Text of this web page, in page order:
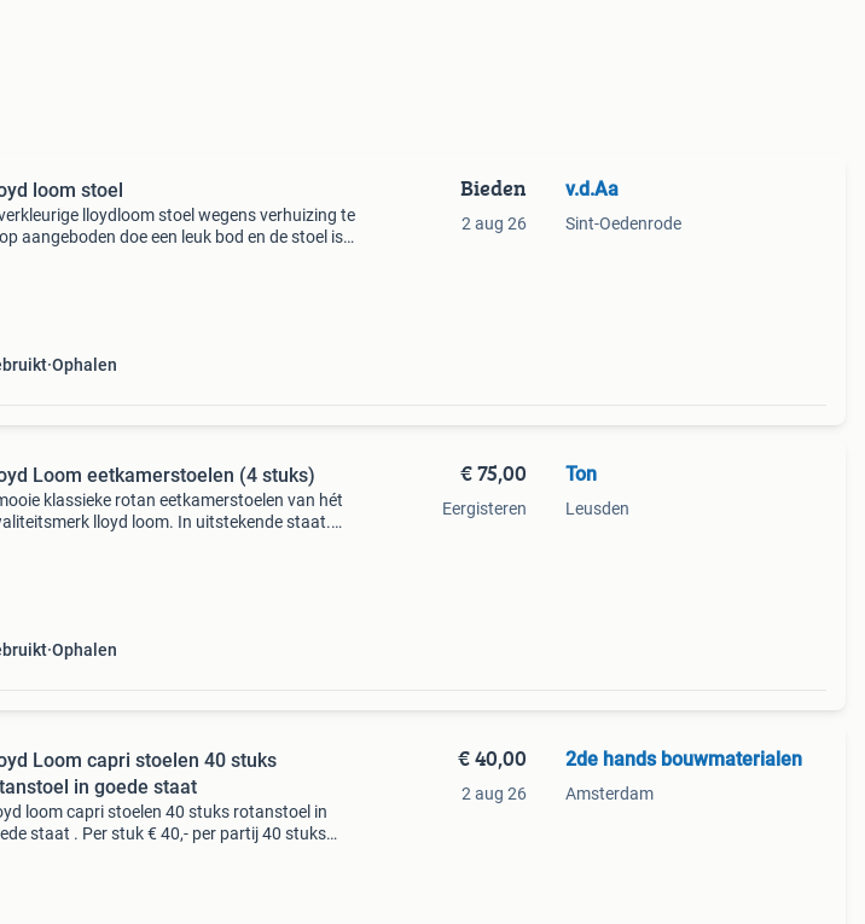
loom stoel
lloydloom stoel wegens verhuizing te
aangeboden doe een leuk bod en de stoel is
Ophalen
Bieden
2 aug 26
v.d.Aa
Sint-Oedenrode
Loom eetkamerstoelen (4 stuks)
klassieke rotan eetkamerstoelen van hét
lloyd loom. In uitstekende staat.
Ophalen
€ 75,00
Eergisteren
Ton
Leusden
Loom capri stoelen 40 stuks
in goede staat
loom capri stoelen 40 stuks rotanstoel in
staat . Per stuk € 40,- per partij 40 stuks
€ 40,00
2 aug 26
2de hands bouwmaterialen
Amsterdam